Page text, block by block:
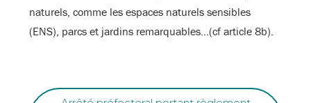
naturels, comme les espaces naturels sensibles
(ENS), parcs et jardins remarquables…(cf article 8b).